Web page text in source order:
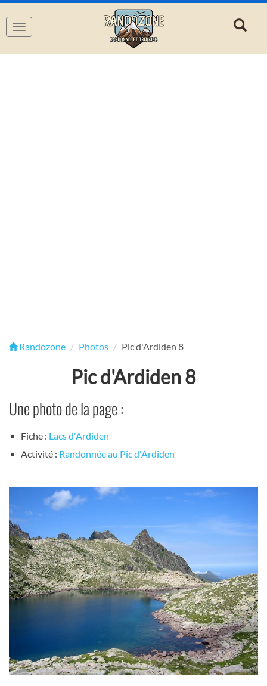
Navigation
Randozone Photos Pic d'Ardiden 8
Pic d'Ardiden 8
Une photo de la page :
Fiche : Lacs d'Ardiden
Activité : Randonnée au Pic d'Ardiden